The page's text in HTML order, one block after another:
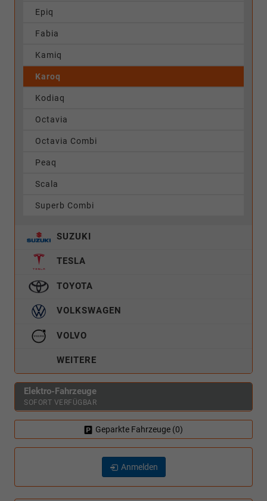
Epiq
Fabia
Kamiq
Karoq
Kodiaq
Octavia
Octavia Combi
Peaq
Scala
Superb Combi
SUZUKI
TESLA
TOYOTA
VOLKSWAGEN
VOLVO
WEITERE
Elektro-Fahrzeuge
SOFORT VERFÜGBAR
Geparkte Fahrzeuge (0)
Anmelden